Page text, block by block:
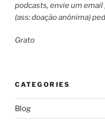
podcasts, envie um email
(ass: doação anônima)
Grato
CATEGORIES
Blog